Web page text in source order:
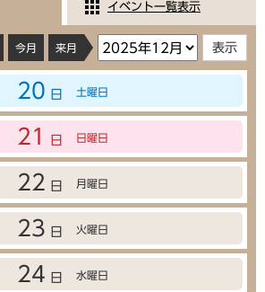
イベント一覧表示
今月 来月
20 日 土曜日
21 日 日曜日
22 日 月曜日
23 日 火曜日
24 日 水曜日